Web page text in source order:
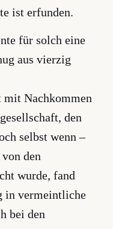
ist erfunden.
für solch eine
aus vierzig
mit Nachkommen
den
selbst wenn –
den
wurde, fand
in vermeintliche
bei den